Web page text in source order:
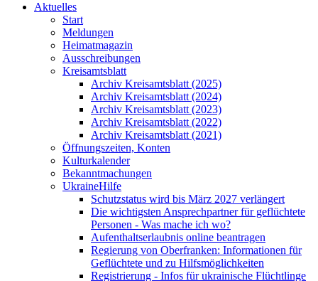
Aktuelles
Start
Meldungen
Heimatmagazin
Ausschreibungen
Kreisamtsblatt
Archiv Kreisamtsblatt (2025)
Archiv Kreisamtsblatt (2024)
Archiv Kreisamtsblatt (2023)
Archiv Kreisamtsblatt (2022)
Archiv Kreisamtsblatt (2021)
Öffnungszeiten, Konten
Kulturkalender
Bekanntmachungen
UkraineHilfe
Schutzstatus wird bis März 2027 verlängert
Die wichtigsten Ansprechpartner für geflüchtete
Personen - Was mache ich wo?
Aufenthaltserlaubnis online beantragen
Regierung von Oberfranken: Informationen für
Geflüchtete und zu Hilfsmöglichkeiten
Registrierung - Infos für ukrainische Flüchtlinge